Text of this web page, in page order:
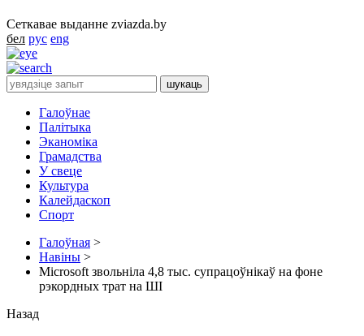
Сеткавае выданне zviazda.by
бел рус eng
Галоўнае
Палітыка
Эканоміка
Грамадства
У свеце
Культура
Калейдаскоп
Спорт
Галоўная >
Навіны >
Microsoft звольніла 4,8 тыс. супрацоўнікаў на фоне
рэкордных трат на ШІ
Назад